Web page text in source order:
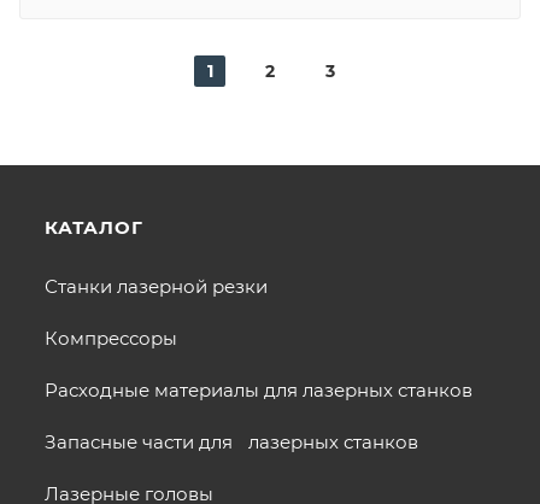
1 2 3
КАТАЛОГ
Станки лазерной резки
Компрессоры
Расходные материалы для лазерных станков
Запасные части для лазерных станков
Лазерные головы